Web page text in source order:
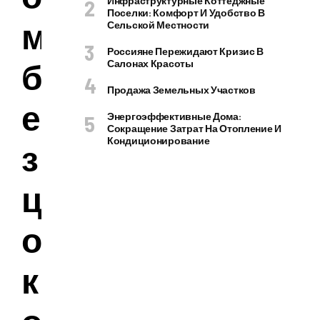
м
б
е
з
ц
о
к
Поселки: Комфорт И Удобство В
Сельской Местности
Россияне Пережидают Кризис В
Салонах Красоты
Продажа Земельных Участков
Энергоэффективные Дома:
Сокращение Затрат На Отопление И
Кондиционирование